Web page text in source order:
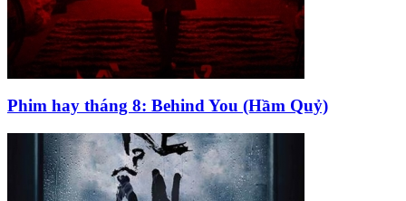
Phim hay tháng 8: Behind You (Hầm Quỷ)